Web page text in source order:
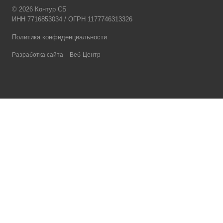
© 2026 Контур СБ
ИНН 7716853034 / ОГРН 1177746313326
Политика конфиденциальности
Разработка сайта – Веб-Центр